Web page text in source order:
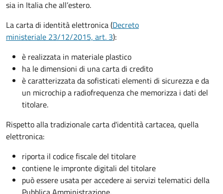
sia in Italia che all’estero.
La carta di identità elettronica (Decreto
ministeriale 23/12/2015, art. 3):
è realizzata in materiale plastico
ha le dimensioni di una carta di credito
è caratterizzata da sofisticati elementi di sicurezza e da
un microchip a radiofrequenza che memorizza i dati del
titolare.
Rispetto alla tradizionale carta d'identità cartacea, quella
elettronica:
riporta il codice fiscale del titolare
contiene le impronte digitali del titolare
può essere usata per accedere ai servizi telematici della